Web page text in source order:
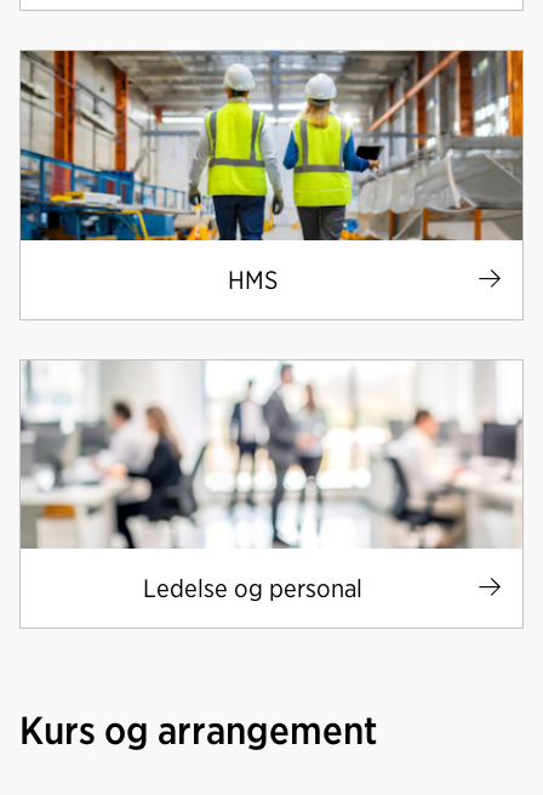
HMS
Ledelse og personal
Kurs og arrangement